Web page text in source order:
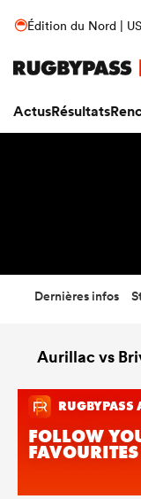
Édition du Nord | US
ActusRésultats
Dernières infos
Aurillac vs